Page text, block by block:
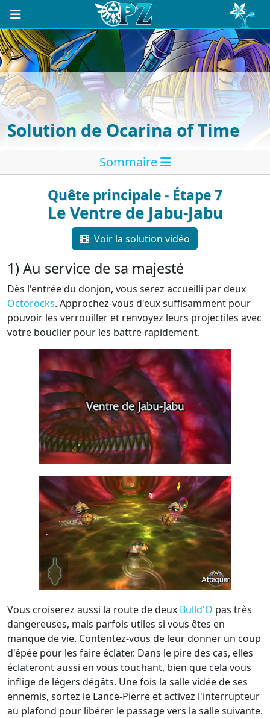
Solution de Ocarina of Time
Sommaire
Quête principale - Étape 7
Le Ventre de Jabu-Jabu
Voir la solution vidéo
1) Au service de sa majesté
Dès l'entrée du donjon, vous serez accueilli par deux
Octorocks. Approchez-vous d'eux suffisamment pour
pouvoir les verrouiller et renvoyez leurs projectiles avec
votre bouclier pour les battre rapidement.
Vous croiserez aussi la route de deux Bulld'O pas très
dangereuses, mais parfois utiles si vous êtes en
manque de vie. Contentez-vous de leur donner un coup
d'épée pour les faire éclater. Dans le pire des cas, elles
éclateront aussi en vous touchant, bien que cela vous
inflige de légers dégâts. Une fois la salle vidée de ses
ennemis, sortez le Lance-Pierre et activez l'interrupteur
au plafond pour libérer le passage vers la salle suivante.